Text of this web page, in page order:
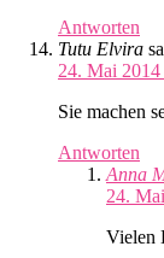
Antworten
Tutu Elvira
24. Mai
Sie machen
Antworten
Anna
24.
Vielen